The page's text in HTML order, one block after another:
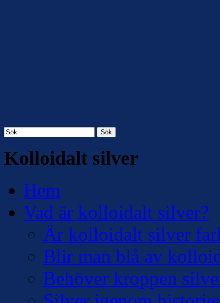
Sök
Kolloidalt silver
Hem
Vad är kolloidalt silver?
Är kolloidalt silver
Blir man blå av
Behöver kroppen